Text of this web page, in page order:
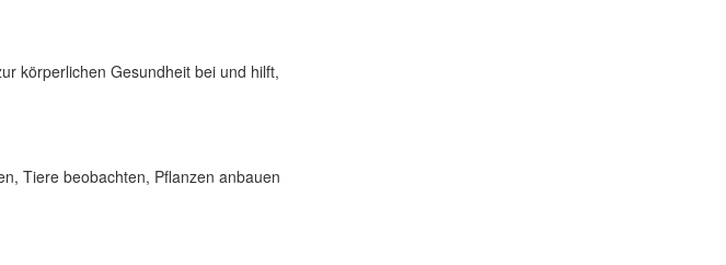
körperlichen Gesundheit bei und hilft,
Tiere beobachten, Pflanzen anbauen